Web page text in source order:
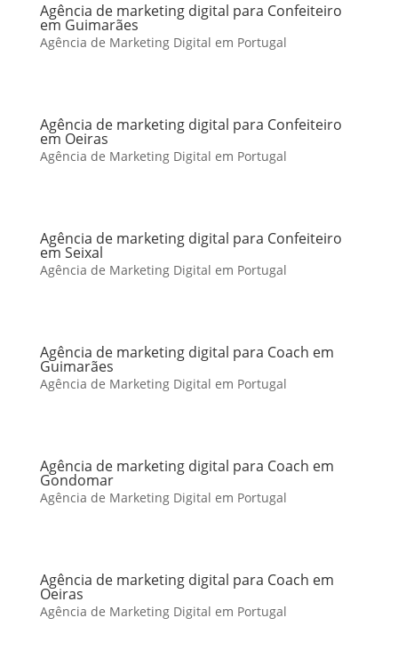
Agência de marketing digital para Confeiteiro
em Guimarães
Agência de Marketing Digital em Portugal
Agência de marketing digital para Confeiteiro
em Oeiras
Agência de Marketing Digital em Portugal
Agência de marketing digital para Confeiteiro
em Seixal
Agência de Marketing Digital em Portugal
Agência de marketing digital para Coach em
Guimarães
Agência de Marketing Digital em Portugal
Agência de marketing digital para Coach em
Gondomar
Agência de Marketing Digital em Portugal
Agência de marketing digital para Coach em
Oeiras
Agência de Marketing Digital em Portugal